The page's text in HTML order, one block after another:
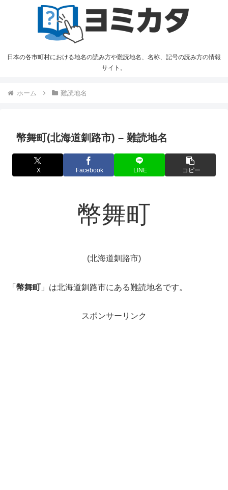
日本の各市町村における地名の読み方や難読地名、名称、記号の読み方の情報
サイト。
ホーム 難読地名
幣舞町(北海道釧路市) – 難読地名
X Facebook LINE コピー
幣舞町
(北海道釧路市)
「 幣舞町 」は北海道釧路市にある難読地名です。
スポンサーリンク